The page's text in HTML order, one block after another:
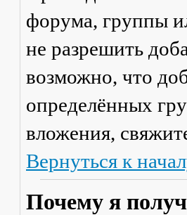
форума, группы
не разрешить
возможно, что
определённых
вложения,
Вернуться к
Почему я